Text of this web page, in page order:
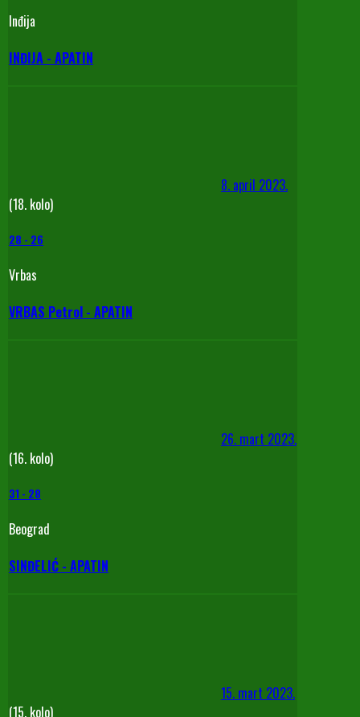
Inđija
INĐIJA - APATIN
8. april 2023.
(18. kolo)
28 - 26
Vrbas
VRBAS Petrol - APATIN
26. mart 2023.
(16. kolo)
31 - 28
Beograd
SINĐELIĆ - APATIN
15. mart 2023.
(15. kolo)